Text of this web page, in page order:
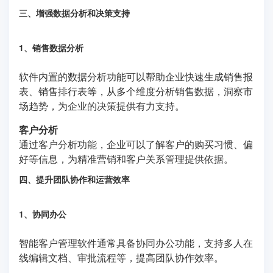
三、增强数据分析和决策支持
1、销售数据分析
软件内置的数据分析功能可以帮助企业快速生成销售报
表、销售排行表等，从多个维度分析销售数据，洞察市
场趋势，为企业的决策提供有力支持。
客户分析
通过客户分析功能，企业可以了解客户的购买习惯、偏
好等信息，为精准营销和客户关系管理提供依据。
四、提升团队协作和运营效率
1、协同办公
智能客户管理软件通常具备协同办公功能，支持多人在
线编辑文档、审批流程等，提高团队协作效率。